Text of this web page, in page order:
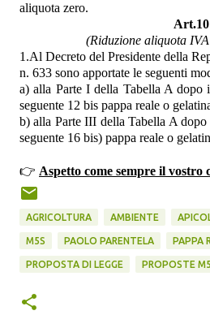
aliquota zero.
Art.10
(Riduzione aliquota
1.Al Decreto del Presidente della
n. 633 sono apportate le seguenti
a) alla Parte I della Tabella A
seguente 12 bis pappa reale o
b) alla Parte III della Tabella A
seguente 16 bis) pappa reale o
👉 Aspetto come sempre il vostro
AGRICOLTURA AMBIENTE
M5S PAOLO PARENTELA PAPPA
PROPOSTA DI LEGGE PROPOSTE